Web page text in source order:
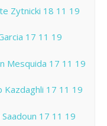
Zytnicki 18 11 19
17 11 19
Mesquida 17 11 19
Kazdaghli 17 11 19
17 11 19